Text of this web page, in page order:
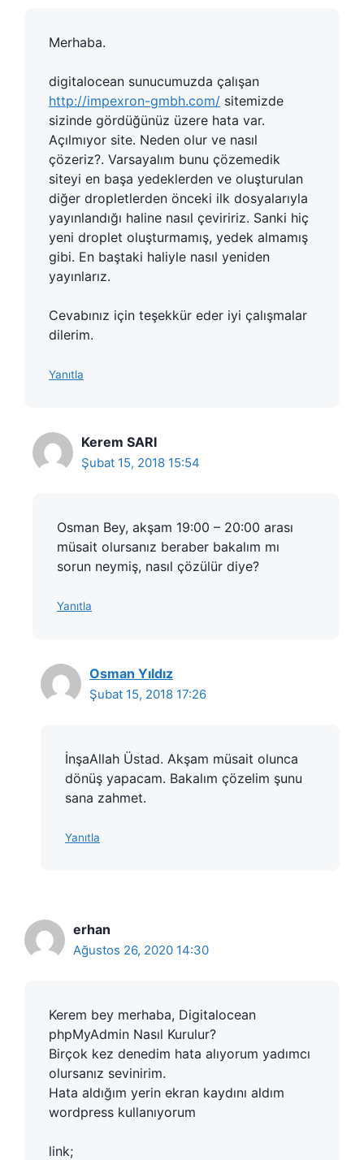
Merhaba.
digitalocean sunucumuzda çalışan
http://impexron-gmbh.com/ sitemizde
sizinde gördüğünüz üzere hata var.
Açılmıyor site. Neden olur ve nasıl
çözeriz?. Varsayalım bunu çözemedik
siteyi en başa yedeklerden ve oluşturulan
diğer dropletlerden önceki ilk dosyalarıyla
yayınlandığı haline nasıl çeviririz. Sanki hiç
yeni droplet oluşturmamış, yedek almamış
gibi. En baştaki haliyle nasıl yeniden
yayınlarız.
Cevabınız için teşekkür eder iyi çalışmalar
dilerim.
Yanıtla
Kerem SARI
Şubat 15, 2018 15:54
Osman Bey, akşam 19:00 – 20:00 arası
müsait olursanız beraber bakalım mı
sorun neymiş, nasıl çözülür diye?
Yanıtla
Osman Yıldız
Şubat 15, 2018 17:26
İnşaAllah Üstad. Akşam müsait olunca
dönüş yapacam. Bakalım çözelim şunu
sana zahmet.
Yanıtla
erhan
Ağustos 26, 2020 14:30
Kerem bey merhaba, Digitalocean
phpMyAdmin Nasıl Kurulur?
Birçok kez denedim hata alıyorum yadımcı
olursanız sevinirim.
Hata aldığım yerin ekran kaydını aldım
wordpress kullanıyorum
link;